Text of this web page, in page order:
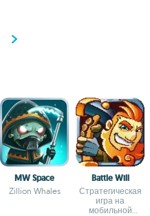
MW Space
Zillion Whales
Battle Will
Стратегическая
игра на
мобильной